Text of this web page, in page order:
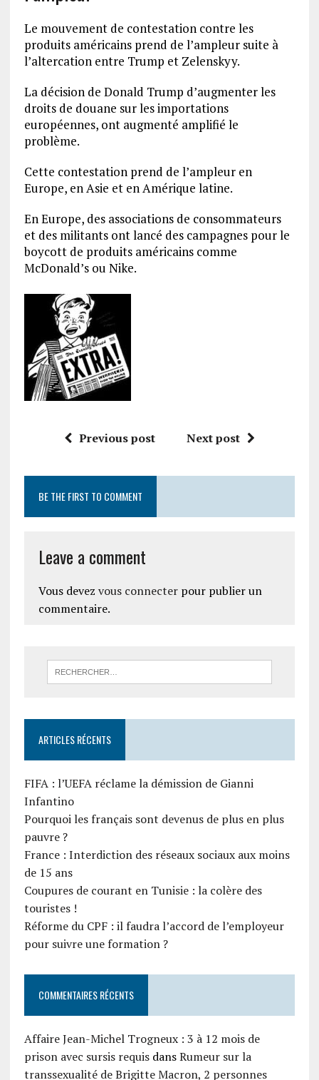
Le mouvement de contestation contre les
produits américains prend de l’ampleur suite à
l’altercation entre Trump et Zelenskyy.
La décision de Donald Trump d’augmenter les
droits de douane sur les importations
européennes, ont augmenté amplifié le
problème.
Cette contestation prend de l’ampleur en
Europe, en Asie et en Amérique latine.
En Europe, des associations de consommateurs
et des militants ont lancé des campagnes pour le
boycott de produits américains comme
McDonald’s ou Nike.
Previous post Next post
BE THE FIRST TO COMMENT
Leave a comment
Vous devez vous connecterpour publier un
commentaire.
ARTICLES RÉCENTS
FIFA : l’UEFA réclame la démission de Gianni
Infantino
Pourquoi les français sont devenus de plus en plus
pauvre ?
France : Interdiction des réseaux sociaux aux moins
de 15 ans
Coupures de courant en Tunisie : la colère des
touristes !
Réforme du CPF : il faudra l’accord de l’employeur
pour suivre une formation ?
COMMENTAIRES RÉCENTS
Affaire Jean-Michel Trogneux : 3 à 12 mois de
prison avec sursis requisdansRumeur sur la
transsexualité de Brigitte Macron, 2 personnes